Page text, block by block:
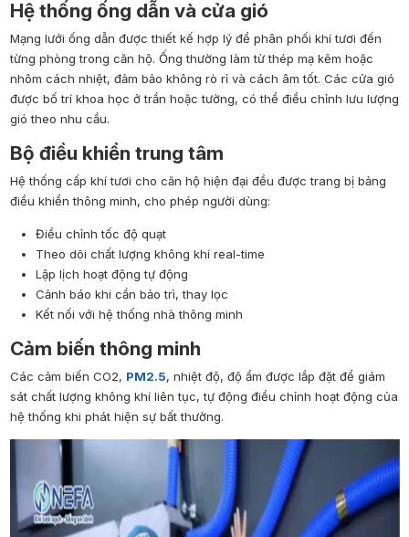
Hệ thống ống dẫn và cửa gió
Mạng lưới ống dẫn được thiết kế hợp lý để phân phối khí tươi đến
từng phòng trong căn hộ. Ống thường làm từ thép mạ kẽm hoặc
nhôm cách nhiệt, đảm bảo không rò rỉ và cách âm tốt. Các cửa gió
được bố trí khoa học ở trần hoặc tường, có thể điều chỉnh lưu lượng
gió theo nhu cầu.
Bộ điều khiển trung tâm
Hệ thống cấp khí tươi cho căn hộ hiện đại đều được trang bị bảng
điều khiển thông minh, cho phép người dùng:
Điều chỉnh tốc độ quạt
Theo dõi chất lượng không khí real-time
Lập lịch hoạt động tự động
Cảnh báo khi cần bảo trì, thay lọc
Kết nối với hệ thống nhà thông minh
Cảm biến thông minh
Các cảm biến CO2, PM2.5, nhiệt độ, độ ẩm được lắp đặt để giám
sát chất lượng không khí liên tục, tự động điều chỉnh hoạt động của
hệ thống khi phát hiện sự bất thường.